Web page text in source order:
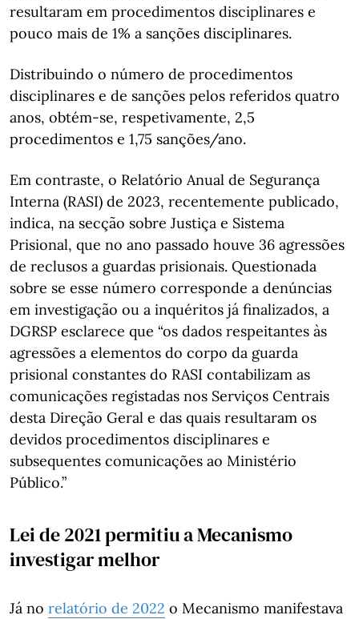
resultaram em procedimentos disciplinares e
pouco mais de 1% a sanções disciplinares.
Distribuindo o número de procedimentos
disciplinares e de sanções pelos referidos quatro
anos, obtém-se, respetivamente, 2,5
procedimentos e 1,75 sanções/ano.
Em contraste, o Relatório Anual de Segurança
Interna (RASI) de 2023, recentemente publicado,
indica, na secção sobre Justiça e Sistema
Prisional, que no ano passado houve 36 agressões
de reclusos a guardas prisionais. Questionada
sobre se esse número corresponde a denúncias
em investigação ou a inquéritos já finalizados, a
DGRSP esclarece que “os dados respeitantes às
agressões a elementos do corpo da guarda
prisional constantes do RASI contabilizam as
comunicações registadas nos Serviços Centrais
desta Direção Geral e das quais resultaram os
devidos procedimentos disciplinares e
subsequentes comunicações ao Ministério
Público.”
Lei de 2021 permitiu a Mecanismo
investigar melhor
Já no relatório de 2022 o Mecanismo manifestava